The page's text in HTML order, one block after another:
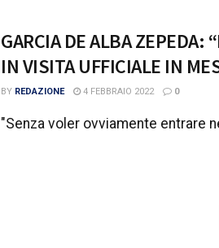
GARCIA DE ALBA ZEPEDA:
IN VISITA UFFICIALE IN
BY REDAZIONE 4 FEBBRAIO 2022 0
"Senza voler ovviamente entrare